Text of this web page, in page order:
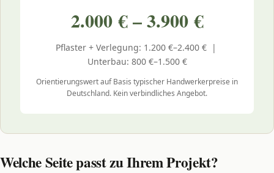
2.000 € – 3.900 €
Pflaster + Verlegung: 1.200 €–2.400 € |
Unterbau: 800 €–1.500 €
Orientierungswert auf Basis typischer Handwerkerpreise in
Deutschland. Kein verbindliches Angebot.
Welche Seite passt zu Ihrem Projekt?